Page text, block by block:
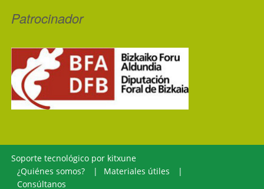
Patrocinador
Soporte tecnológico por kitxune
¿Quiénes somos?
Materiales útiles
Consúltanos